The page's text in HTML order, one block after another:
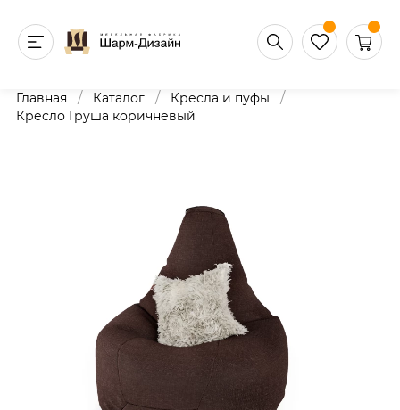
Главная / Каталог / Кресла и пуфы /
Кресло Груша коричневый